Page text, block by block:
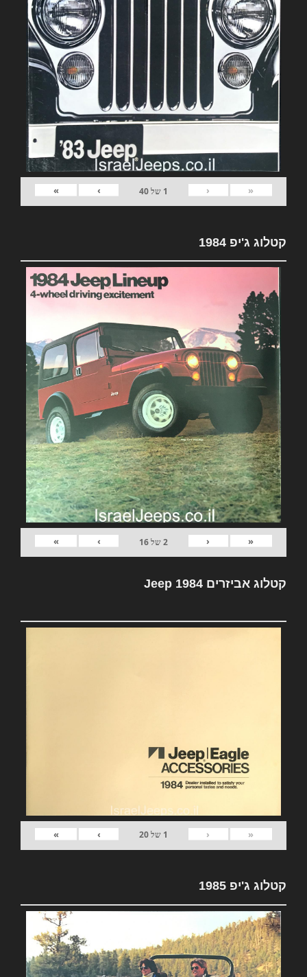
«
‹
1 של40
›
»
קטלוג ג'יפ 1984
«
‹
2של16
›
»
קטלוג אביזרים Jeep 1984
«
‹
1 של20
›
»
קטלוג ג'יפ 1985